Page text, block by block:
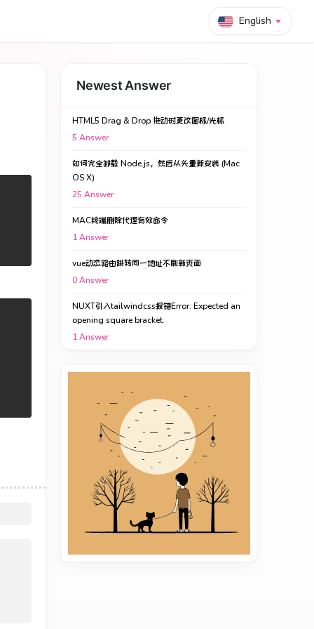
English
Newest Answer
HTML5 Drag & Drop 拖动时更改图标/光标
5 Answer
如何完全卸载 Node.js，然后从头重新安装 (Mac
OS X)
25 Answer
MAC终端删除代理有效命令
1Answer
vue动态路由跳转同一地址不刷新页面
0Answer
NUXT引入tailwindcss报错Error: Expected an
opening square bracket.
1Answer